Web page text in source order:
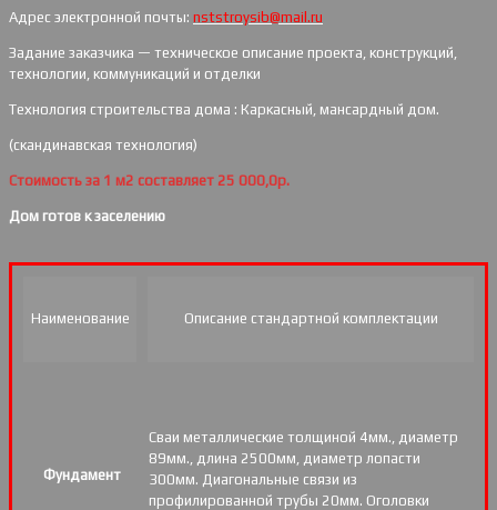
Адрес электронной почты: nststroysib@mail.ru
Задание заказчика — техническое описание проекта, конструкций,
технологии, коммуникаций и отделки
Технология строительства дома : Каркасный, мансардный дом.
(скандинавская технология)
Стоимость за 1 м2 составляет 25 000,0р.
Дом готов к заселению
Наименование Описание стандартной комплектации
Фундамент
Сваи металлические толщиной 4мм., диаметр
89мм., длина 2500мм, диаметр лопасти
300мм. Диагональные связи из
профилированной трубы 20мм. Оголовки